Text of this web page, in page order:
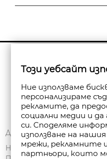
ДОСТАВКА
НАЧИНИ НА
ОБЩИ
Този уебсайт
Ние използваме
персонализираме
рекламите, да
социални медии и
си. Споделяме
използване на
мрежи, рекламните
партньори, които